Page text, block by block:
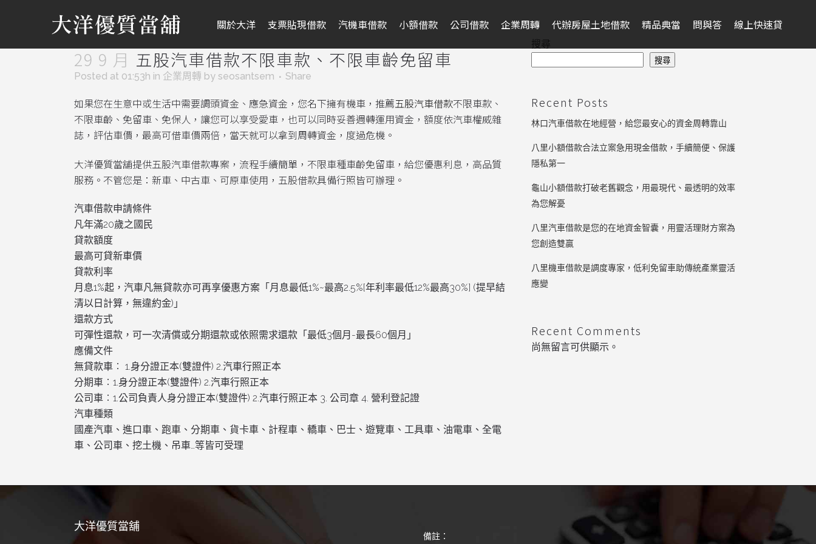
關於大洋 支票貼現借款 汽機車借款 小額借款 公司借款 企業周轉 代辦房屋土地借款 精品典當 問與答 線上快速貸
29 9 月 五股汽車借款不限車款、不限車齡免留車
Posted at 01:53h in 企業周轉 by seosantsem Share
如果您在生意中或生活中需要調頭資金、應急資金，您名下擁有機車，推薦五股汽車借款不限車款、
不限車齡、免留車、免保人，讓您可以享受愛車，也可以同時妥善週轉運用資金，額度依汽車權威雜
誌，評估車價，最高可借車價兩倍，當天就可以拿到周轉資金，度過危機。
大洋優質當舖提供五股汽車借款專案，流程手續簡單，不限車種車齡免留車，給您優惠利息，高品質
服務。不管您是：新車、中古車、可原車使用，五股借款具備行照皆可辦理。
汽車借款申請條件
凡年滿20歲之國民
貸款額度
最高可貸新車價
貸款利率
月息1%起，汽車凡無貸款亦可再享優惠方案「月息最低1%~最高2.5%[年利率最低12%最高30%] (提早結
清以日計算，無違約金)」
還款方式
可彈性還款，可一次清償或分期還款或依照需求還款「最低3個月-最長60個月」
應備文件
無貸款車︰ 1.身分證正本(雙證件) 2.汽車行照正本
分期車︰1.身分證正本(雙證件) 2.汽車行照正本
公司車︰1.公司負責人身分證正本(雙證件) 2.汽車行照正本 3. 公司章 4. 營利登記證
汽車種類
國產汽車、進口車、跑車、分期車、貨卡車、計程車、轎車、巴士、遊覽車、工具車、油電車、全電
車、公司車、挖土機、吊車…等皆可受理
搜尋
搜尋
Recent Posts
林口汽車借款在地經營，給您最安心的資金周轉靠山
八里小額借款合法立案急用現金借款，手續簡便、保護
隱私第一
龜山小額借款打破老舊觀念，用最現代、最透明的效率
為您解憂
八里汽車借款是您的在地資金智囊，用靈活理財方案為
您創造雙贏
八里機車借款是調度專家，低利免留車助傳統產業靈活
應變
Recent Comments
尚無留言可供顯示。
大洋優質當舖
備註：